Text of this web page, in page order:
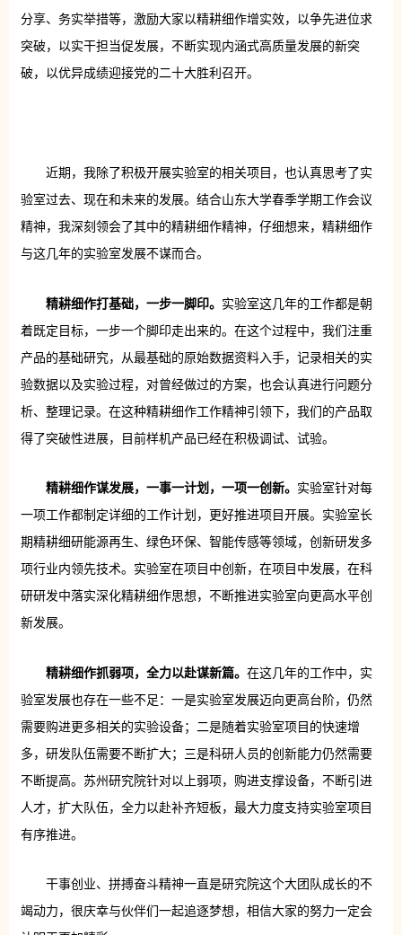
分享、务实举措等，激励大家以精耕细作增实效，以争先进位求
突破，以实干担当促发展，不断实现内涵式高质量发展的新突
破，以优异成绩迎接党的二十大胜利召开。
近期，我除了积极开展实验室的相关项目，也认真思考了实
验室过去、现在和未来的发展。结合山东大学春季学期工作会议
精神，我深刻领会了其中的精耕细作精神，仔细想来，精耕细作
与这几年的实验室发展不谋而合。
精耕细作打基础，一步一脚印。 实验室这几年的工作都是朝
着既定目标，一步一个脚印走出来的。在这个过程中，我们注重
产品的基础研究，从最基础的原始数据资料入手，记录相关的实
验数据以及实验过程，对曾经做过的方案，也会认真进行问题分
析、整理记录。在这种精耕细作工作精神引领下，我们的产品取
得了突破性进展，目前样机产品已经在积极调试、试验。
精耕细作谋发展，一事一计划，一项一创新。 实验室针对每
一项工作都制定详细的工作计划，更好推进项目开展。实验室长
期精耕细研能源再生、绿色环保、智能传感等领域，创新研发多
项行业内领先技术。实验室在项目中创新，在项目中发展，在科
研研发中落实深化精耕细作思想，不断推进实验室向更高水平创
新发展。
精耕细作抓弱项，全力以赴谋新篇。 在这几年的工作中，实
验室发展也存在一些不足：一是实验室发展迈向更高台阶，仍然
需要购进更多相关的实验设备；二是随着实验室项目的快速增
多，研发队伍需要不断扩大；三是科研人员的创新能力仍然需要
不断提高。苏州研究院针对以上弱项，购进支撑设备，不断引进
人才，扩大队伍，全力以赴补齐短板，最大力度支持实验室项目
有序推进。
干事创业、拼搏奋斗精神一直是研究院这个大团队成长的不
竭动力，很庆幸与伙伴们一起追逐梦想，相信大家的努力一定会